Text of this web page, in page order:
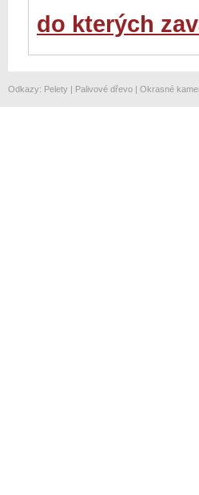
do kterých
Odkazy: Pelety | Palivové dřevo | Okrasné